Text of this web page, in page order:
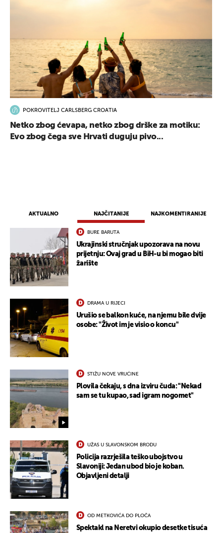
AKTUALNO NAJČITANIJE NAJKOMENTIRANIJE
BURE BARUTA
Ukrajinski stručnjak upozorava na novu
prijetnju: Ovaj grad u BiH-u bi mogao biti
žarište
DRAMA U RIJECI
Urušio se balkon kuće, na njemu bile dvije
osobe: "Život im je visio o koncu"
STIŽU NOVE VRUĆINE
Plovila čekaju, s dna izviru čuda: "Nekad
sam se tu kupao, sad igram nogomet"
UŽAS U SLAVONSKOM BRODU
Policija razrješila teško ubojstvo u
Slavoniji: Jedan ubod bio je koban.
Objavljeni detalji
OD METKOVIĆA DO PLOČA
Spektakl na Neretvi okupio desetke tisuća
POKROVITELJ CARLSBERG CROATIA
Netko zbog ćevapa, netko zbog drške za motiku:
Evo zbog čega sve Hrvati duguju pivo...